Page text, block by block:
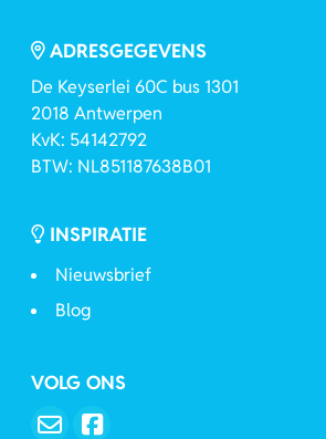
ADRESGEGEVENS
De Keyserlei 60C bus 1301
2018 Antwerpen
KvK: 54142792
BTW: NL851187638B01
INSPIRATIE
Nieuwsbrief
Blog
VOLG ONS